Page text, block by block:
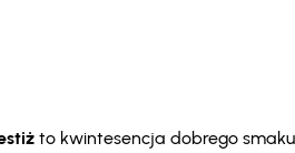
to kwintesencja dobrego